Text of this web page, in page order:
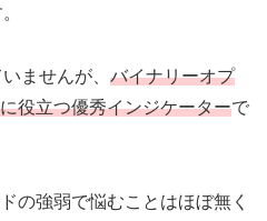
ませんが、 バイナリーオプ
役立つ優秀インジケーターで
の強弱で悩むことはほぼ無く